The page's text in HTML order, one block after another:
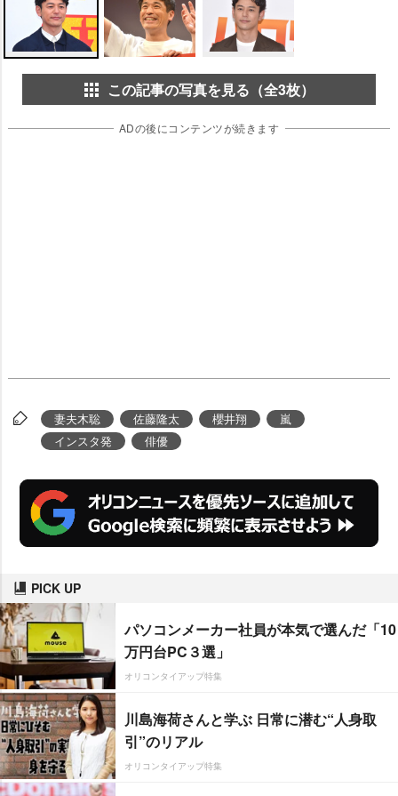
この記事の写真を見る（全3枚）
ADの後にコンテンツが続きます
妻夫木聡 佐藤隆太 櫻井翔
嵐
インスタ発
俳優
PICK UP
パソコンメーカー社員が本気で選んだ「10
万円台PC３選」
オリコンタイアップ特集
川島海荷さんと学ぶ 日常に潜む“人身取
引”のリアル
オリコンタイアップ特集